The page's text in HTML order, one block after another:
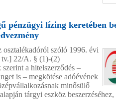
pénzügyi lízing keretében
osztalékadóról szóló 1996. évi
22/A. § (1)-(2)
a hitelszerződés –
is – megkötése adóévének
minősülő
tárgyi eszköz